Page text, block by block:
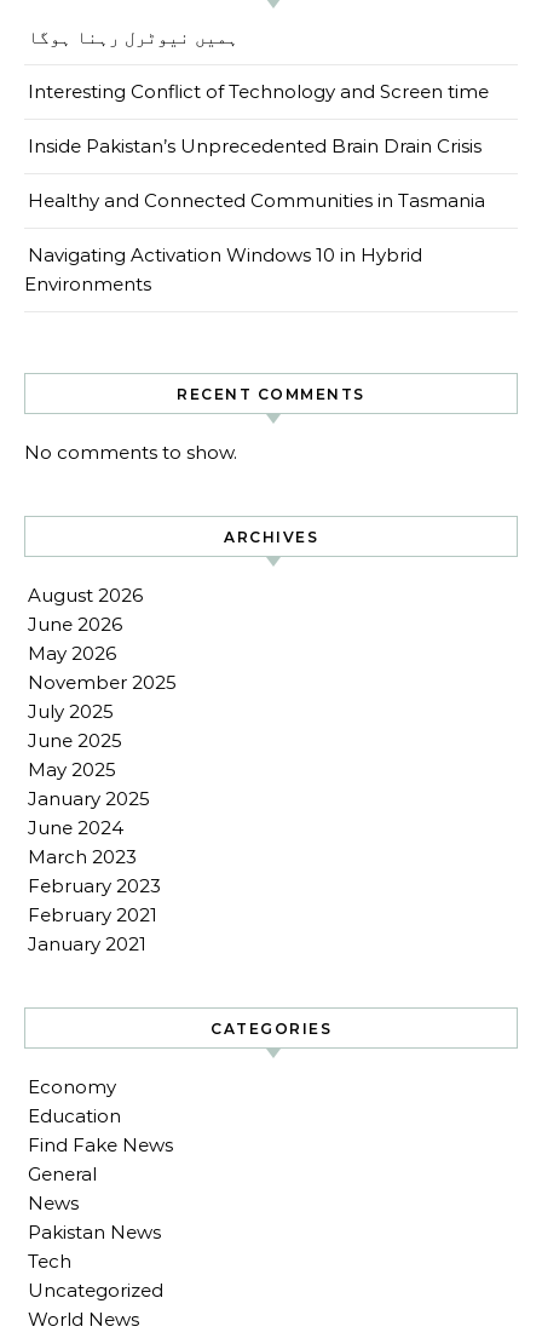
ہمیں نیوٹرل رہنا ہوگا
Interesting Conflict of Technology and Screen time
Inside Pakistan’s Unprecedented Brain Drain Crisis
Healthy and Connected Communities in Tasmania
Navigating Activation Windows 10 in Hybrid
Environments
RECENT COMMENTS
No comments to show.
ARCHIVES
August 2026
June 2026
May 2026
November 2025
July 2025
June 2025
May 2025
January 2025
June 2024
March 2023
February 2023
February 2021
January 2021
CATEGORIES
Economy
Education
Find Fake News
General
News
Pakistan News
Tech
Uncategorized
World News